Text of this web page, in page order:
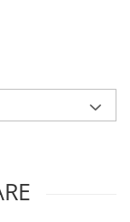
mai mare
si
este OLED cu
de ± 60000
pentru
cu bare